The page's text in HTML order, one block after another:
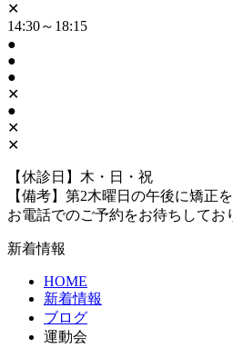
✕
14:30～18:15
●
●
●
✕
●
✕
✕
【休診日】木・日・祝
【備考】第2木曜日の午後に矯正
お電話でのご予約をお待ちしてお
新着情報
HOME
新着情報
ブログ
運動会